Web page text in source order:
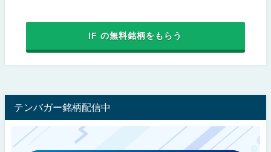
IF の無料銘柄をもらう
テンバガー銘柄配信中